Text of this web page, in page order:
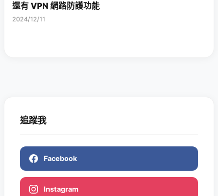
還有 VPN 網路防護功能
2024/12/11
追蹤我
Facebook
Instagram